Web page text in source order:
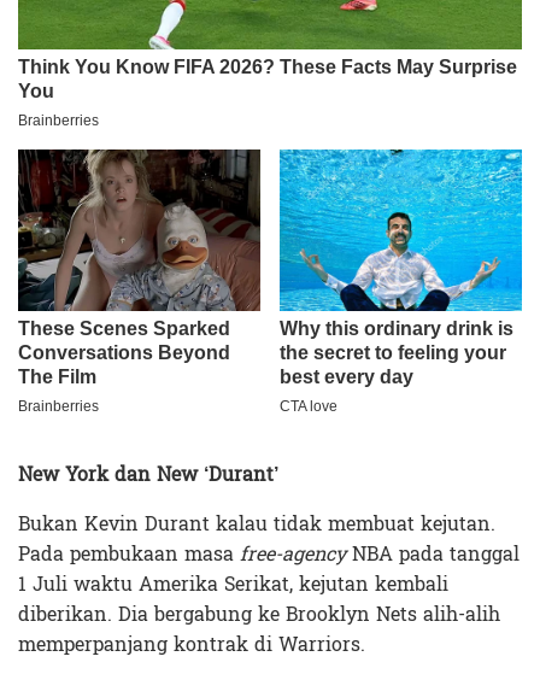
New York dan New ‘Durant’
Bukan Kevin Durant kalau tidak membuat kejutan.
Pada pembukaan masafree-agencyNBA pada tanggal
1 Juli waktu Amerika Serikat, kejutan kembali
diberikan. Dia bergabung ke Brooklyn Nets alih-alih
memperpanjang kontrak di Warriors.